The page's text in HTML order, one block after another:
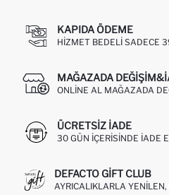
KAPIDA ÖDEME
HIZMET BEDELI SADECE
MAĞAZADA
ONLINE AL MAĞAZADA
ÜCRETSIZ IADE
30 GÜN IÇERISINDE IADE
DEFACTO GIFT CLUB
AYRICALIKLARLA